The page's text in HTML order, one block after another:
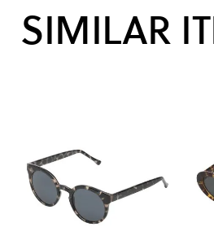
SIMILAR